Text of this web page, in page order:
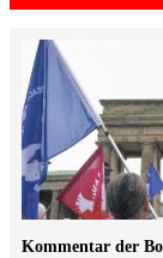
Kommentar der